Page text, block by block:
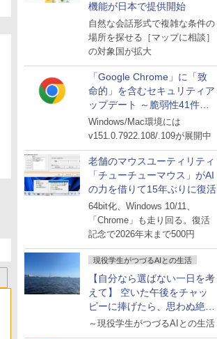
機能が日本で提供開始
自然な会話形式で複雑な条件の
場所を探せる［マップに相談］
の対象国が拡大
「Google Chrome」に「致
命的」を含むセキュリティア
ップデート ～脆弱性41件に
対処
Windows/Mac環境には
v151.0.7922.108/.109が展開中
老舗のマウスユーティリティ
「チューチューマウス」がAI
の力を借りて15年ぶりに復活
64bit化、Windows 10/11、
「Chrome」も走り回る。復活
記念で2026年末まで500円
現役学生がつづるAIとの生活
【自分なら選ばない一日を考
えて】 空いた午後をチャッ
ピーに捧げたら、思わぬ絶景
に出会った話
～現役学生がつづるAIとの生活